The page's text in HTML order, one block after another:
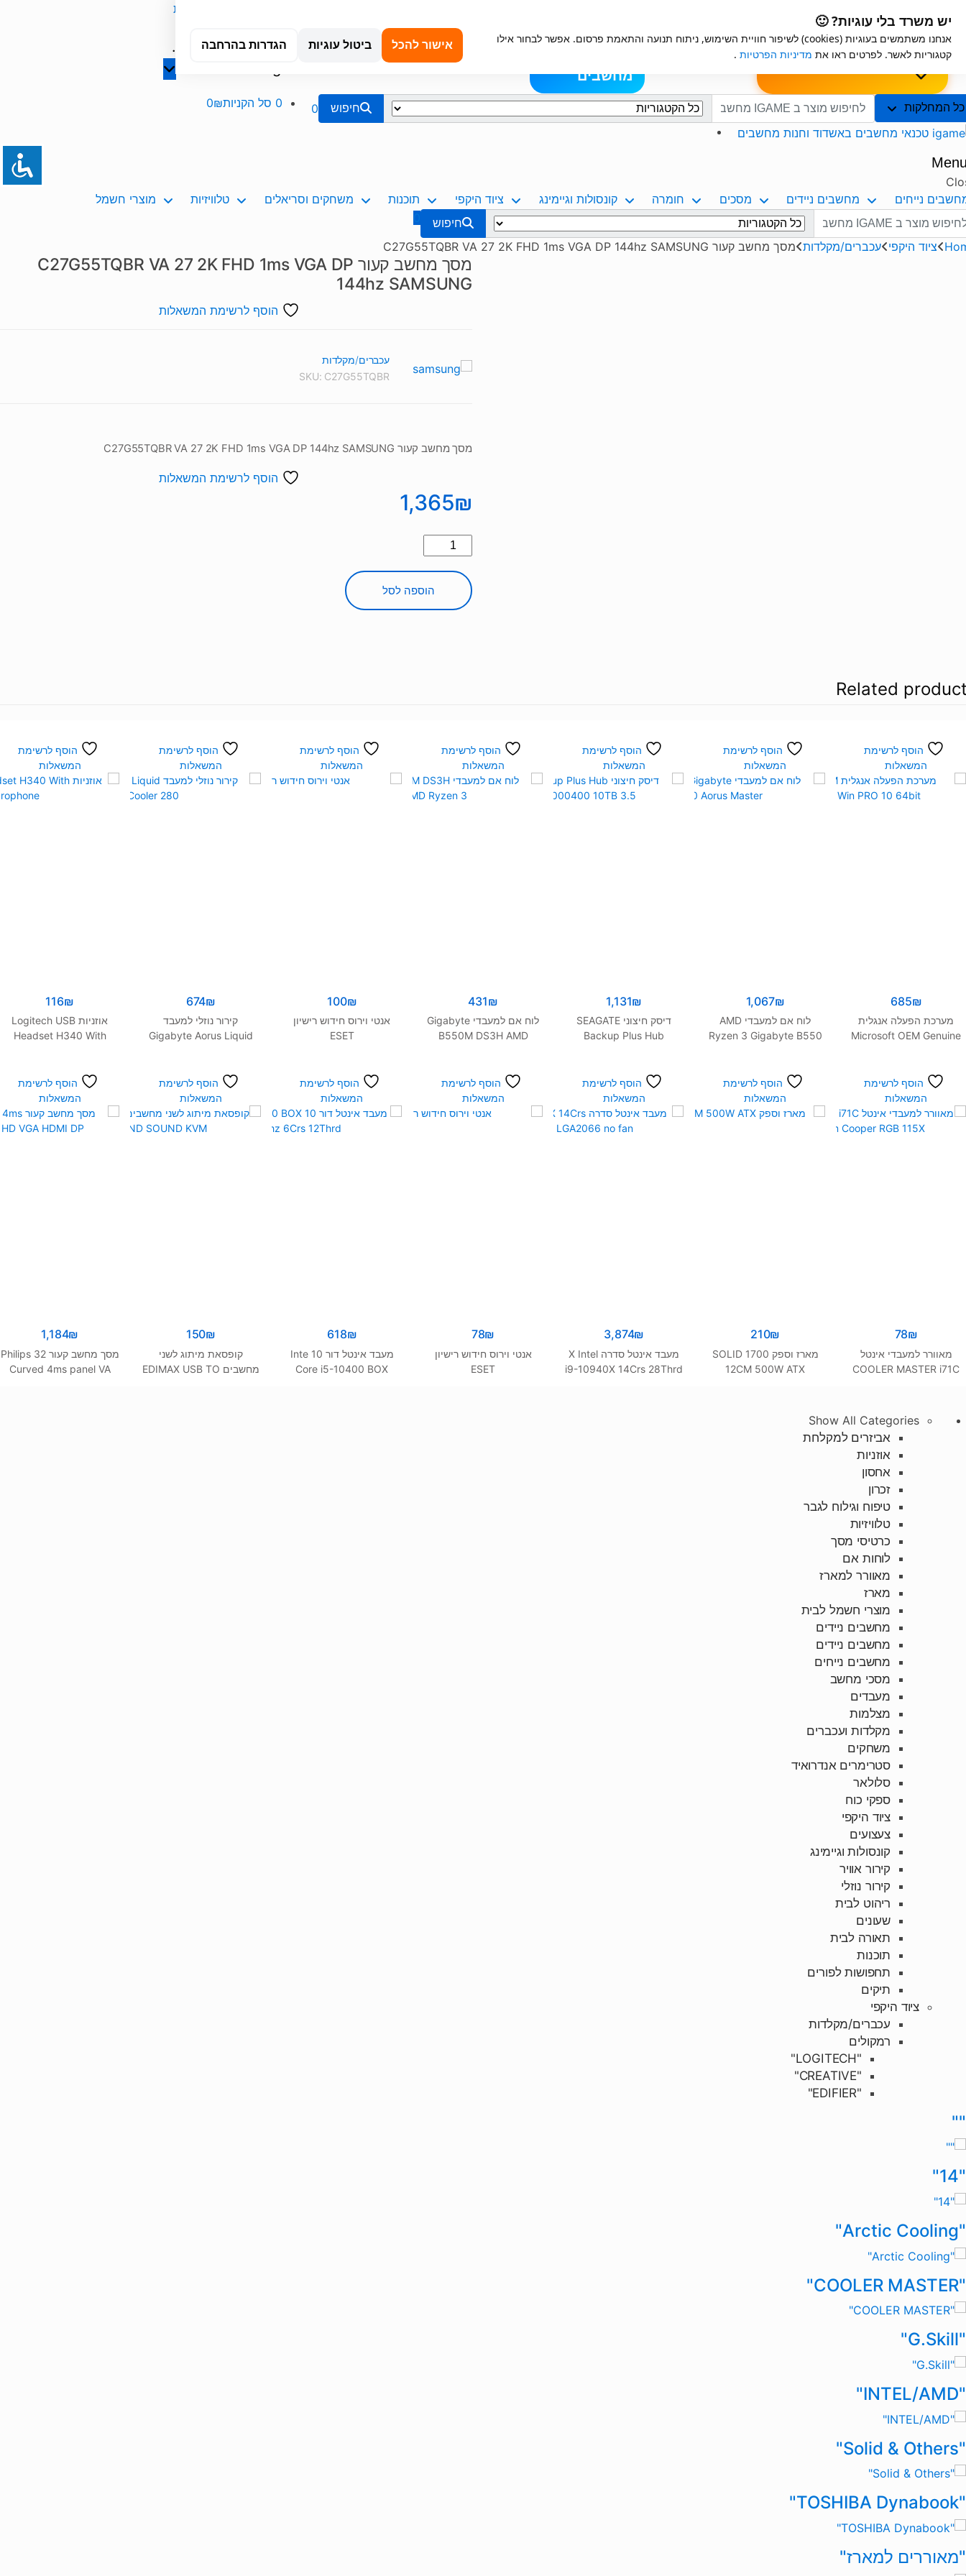
יש משרד בלי עוגיות? 🙂
אנחנו משתמשים בעוגיות (cookies) לשיפור חוויית השימוש, ניתוח תנועה והתאמת פרסום. אפשר לבחור אילו
קטגוריות לאשר. לפרטים ראו את מדיניות הפרטיות .
אישור להכל ביטול עוגיות הגדרות בהרחבה
navigation
content
טכנאי מחשבים עד הבית
הרכבה עצמית למחשב
שאלון לבקשת
מחשבים
תמיכה ועזרה אודותינו
כניסה &
Orders
...
כל המחלקות חיפוש 0
0 סל הקניות0₪
נייחים
מחשבים ניידים מסכים חומרה קונסולות וגיימינג ציוד היקפי תוכנות משחקים וסריאלים טלוויזיות מוצרי חשמל
חיפוש
ציוד היקפי עכברים/מקלדות מסך מחשב קעור C27G55TQBR VA 27 2K FHD 1ms VGA DP 144hz SAMSUNG
מסך מחשב קעור C27G55TQBR VA 27 2K FHD 1ms VGA DP
144hz SAMSUNG
הוסף לרשימת המשאלות
עכברים/מקלדות
SKU: C27G55TQBR
מסך מחשב קעור C27G55TQBR VA 27 2K FHD 1ms VGA DP 144hz SAMSUNG
הוסף לרשימת המשאלות
1,365₪
כמות
של
מסך
מחשב
קעור
DP
144hz
SAMSUNG
הוספה לסל
Related
הוסף לרשימת
המשאלות
685₪
מערכת הפעלה אנגלית
Microsoft OEM Genuine
הוסף לרשימת
המשאלות
1,067₪
לוח אם למעבדי AMD
Ryzen 3 Gigabyte B550
הוסף לרשימת
המשאלות
1,131₪
דיסק חיצוני SEAGATE
Backup Plus Hub
הוסף לרשימת
המשאלות
431₪
לוח אם למעבדי Gigabyte
B550M DS3H AMD
הוסף לרשימת
המשאלות
100₪
אנטי וירוס חידוש רישיון
ESET
הוסף לרשימת
המשאלות
674₪
קירור נוזלי למעבד
Gigabyte Aorus Liquid
הוסף לרשימת
המשאלות
116₪
אוזניות Logitech USB
Headset H340 With
הוסף לרשימת
המשאלות
78₪
מאוורר למעבדי אינטל
COOLER MASTER i71C
הוסף לרשימת
המשאלות
210₪
מארז וספק SOLID 1700
12CM 500W ATX
הוסף לרשימת
המשאלות
3,874₪
מעבד אינטל סדרה X Intel
i9-10940X 14Crs 28Thrd
הוסף לרשימת
המשאלות
78₪
אנטי וירוס חידוש רישיון
ESET
הוסף לרשימת
המשאלות
618₪
מעבד אינטל דור 10 Inte
Core i5-10400 BOX
הוסף לרשימת
המשאלות
150₪
קופסאת מיתוג לשני
מחשבים EDIMAX USB TO
הוסף לרשימת
המשאלות
1,184₪
מסך מחשב קעור Philips 32
Curved 4ms panel VA
Show All Categories
אביזרים למקלחת
אוזניות
אחסון
זכרון
טיפוח וגילוח לגבר
טלוויזיות
כרטיסי מסך
לוחות אם
מאוורר למארז
מארז
מוצרי חשמל לבית
מחשבים ניידים
מחשבים ניידים
מחשבים נייחים
מסכי מחשב
מעבדים
מצלמות
מקלדות ועכברים
משחקים
סטרימרים אנדרואיד
סלולאר
ספקי כוח
ציוד היקפי
צעצועים
קונסולות וגיימינג
קירור אוויר
קירור נוזלי
ריהוט לבית
שעונים
תאורה לבית
תוכנות
תחפושות לפורים
תיקים
ציוד היקפי
עכברים/מקלדות
רמקולים
"LOGITECH"
"CREATIVE"
"EDIFIER"
Brands Carousel
""
"14"
"Arctic Cooling"
"COOLER MASTER"
"G.Skill"
"INTEL/AMD"
"Solid & Others"
"TOSHIBA Dynabook"
"מאוררים למארז"